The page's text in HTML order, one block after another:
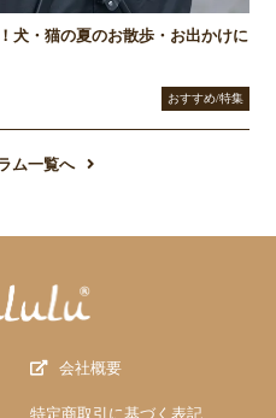
犬・猫の夏のお散歩・お出かけに
おすすめ/特集
ム一覧へ
会社概要